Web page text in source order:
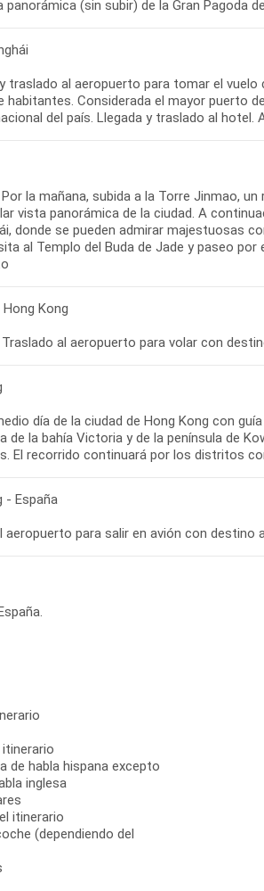
panorámica (sin subir) de la Gran Pagoda
traslado al aeropuerto para tomar el
habitantes. Considerada el mayor puerto
del país. Llegada y traslado al hotel.
Por la mañana, subida a la Torre Jinmao,
vista panorámica de la ciudad. A
donde se pueden admirar majestuosas
al Templo del Buda de Jade y paseo
Kong
Traslado al aeropuerto para volar con
día de la ciudad de Hong Kong con
de la bahía Victoria y de la península de
El recorrido continuará por los distritos
- España
aeropuerto para salir en avión con destino
itinerario
habla hispana excepto
inglesa
itinerario
(dependiendo del